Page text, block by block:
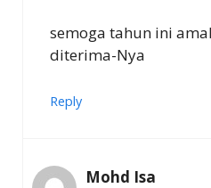
semoga tahun ini
diterima-Nya
Reply
Mohd Isa